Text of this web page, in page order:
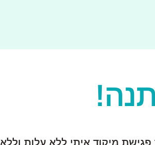
מיקוד איתי ללא עלות וללא